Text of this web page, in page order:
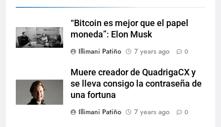
“Bitcoin es mejor que el papel
moneda”: Elon Musk
Illimani Patiño
7 years ago 0
Muere creador de QuadrigaCX y
se lleva consigo la contraseña de
una fortuna
Illimani Patiño
7 years ago 0